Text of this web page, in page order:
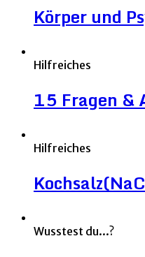
Körper und
Hilfreiches
15 Fragen &
Hilfreiches
Wusstest du...?